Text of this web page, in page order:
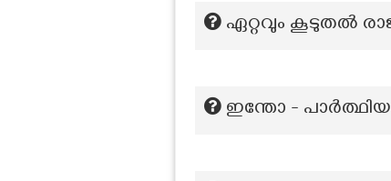
ഏറ്റവും കൂടുതൽ
ഇന്തോ -